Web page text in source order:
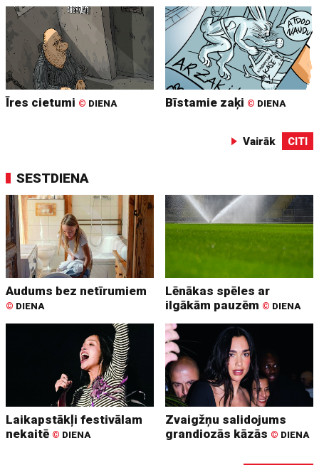
Īres cietumi © DIENA Bīstamie zaķi © DIENA
Vairāk CITI
SESTDIENA
Audums bez netīrumiem
© DIENA
Lēnākas spēles ar
ilgākām pauzēm © DIENA
Laikapstākļi festivālam
nekaitē © DIENA
Zvaigžņu salidojums
grandiozās kāzās © DIENA